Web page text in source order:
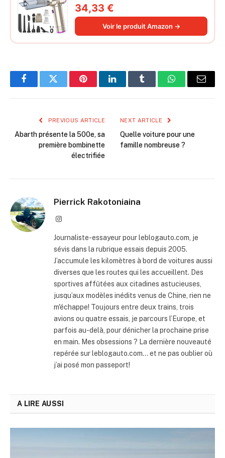
000 Pa avec moteur sans balais,
souffleur électrique à air comprimé
220 000 tr/min 3 vitesses pour poils
d'animaux
34,33 €
Voir le produit Amazon →
FacebookTwitter PinterestLinkedInTumblr WhatsAppEmail
PREVIOUS ARTICLE
Abarth présente la 500e, sa
première bombinette
électrifiée
NEXT ARTICLE
Quelle voiture pour une
famille nombreuse ?
Pierrick Rakotoniaina
Instagram
Journaliste-essayeur pour leblogauto.com, je
sévis dans la rubrique essais depuis 2005.
J’accumule les kilomètres à bord de voitures aussi
diverses que les routes qui les accueillent. Des
sportives affûtées aux citadines astucieuses,
jusqu’aux modèles inédits venus de Chine, rien ne
m'échappe! Toujours entre deux trains, trois
avions ou quatre essais, je parcours l’Europe, et
parfois au-delà, pour dénicher la prochaine prise
en main. Mes obsessions ? La dernière nouveauté
repérée sur leblogauto.com… et ne pas oublier où
j’ai posé mon passeport!
A LIRE AUSSI